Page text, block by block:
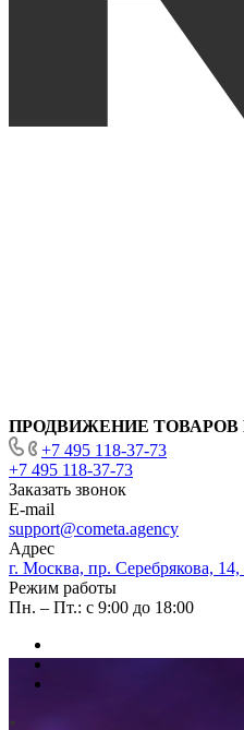
ПРОДВИЖЕНИЕ ТОВАРОВ
+7 495 118-37-73
+7 495 118-37-73
Заказать звонок
E-mail
support@cometa.agency
Адрес
г. Москва, пр. Серебрякова, 14,
Режим работы
Пн. – Пт.: с 9:00 до 18:00